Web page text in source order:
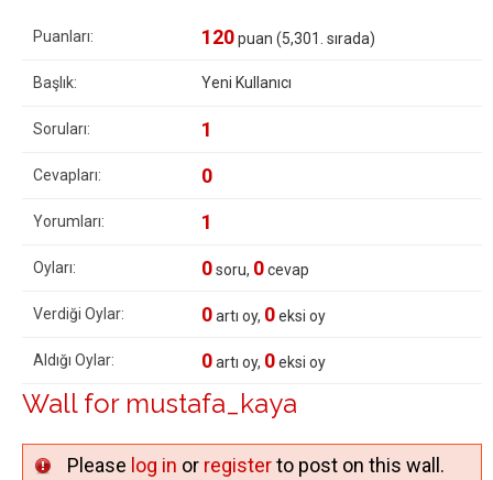
Puanları: 120puan (5,301 . sırada)
Başlık: Yeni Kullanıcı
Soruları: 1
Cevapları: 0
Yorumları: 1
Oyları: 0soru, 0cevap
Verdiği Oylar: 0artı oy, 0eksi oy
Aldığı Oylar: 0artı oy, 0eksi oy
Wall for mustafa_kaya
Please log in or registerto post on this wall.